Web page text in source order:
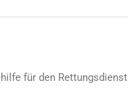
für den Rettungsdienst